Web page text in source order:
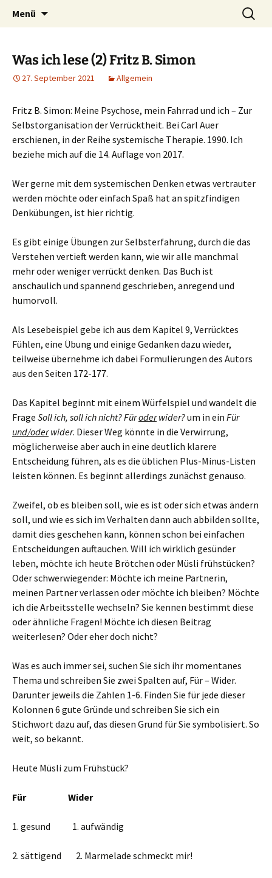
Ulrike Roderwald
Heilpraktische Psychotherapie
Menü
Suche
nach:
Was ich lese (2) Fritz B. Simon
27. September 2021 Allgemein
Fritz B. Simon: Meine Psychose, mein Fahrrad und ich – Zur
Selbstorganisation der Verrücktheit. Bei Carl Auer
erschienen, in der Reihe systemische Therapie. 1990. Ich
beziehe mich auf die 14. Auflage von 2017.
Wer gerne mit dem systemischen Denken etwas vertrauter
werden möchte oder einfach Spaß hat an spitzfindigen
Denkübungen, ist hier richtig.
Es gibt einige Übungen zur Selbsterfahrung, durch die das
Verstehen vertieft werden kann, wie wir alle manchmal
mehr oder weniger verrückt denken. Das Buch ist
anschaulich und spannend geschrieben, anregend und
humorvoll.
Als Lesebeispiel gebe ich aus dem Kapitel 9, Verrücktes
Fühlen, eine Übung und einige Gedanken dazu wieder,
teilweise übernehme ich dabei Formulierungen des Autors
aus den Seiten 172-177.
Das Kapitel beginnt mit einem Würfelspiel und wandelt die
Frage Soll ich, soll ich nicht?Füroderwider?um in ein Für
und/oderwider. Dieser Weg könnte in die Verwirrung,
möglicherweise aber auch in eine deutlich klarere
Entscheidung führen, als es die üblichen Plus-Minus-Listen
leisten können. Es beginnt allerdings zunächst genauso.
Zweifel, ob es bleiben soll, wie es ist oder sich etwas ändern
soll, und wie es sich im Verhalten dann auch abbilden sollte,
damit dies geschehen kann, können schon bei einfachen
Entscheidungen auftauchen. Will ich wirklich gesünder
leben, möchte ich heute Brötchen oder Müsli frühstücken?
Oder schwerwiegender: Möchte ich meine Partnerin,
meinen Partner verlassen oder möchte ich bleiben? Möchte
ich die Arbeitsstelle wechseln? Sie kennen bestimmt diese
oder ähnliche Fragen! Möchte ich diesen Beitrag
weiterlesen? Oder eher doch nicht?
Was es auch immer sei, suchen Sie sich ihr momentanes
Thema und schreiben Sie zwei Spalten auf, Für – Wider.
Darunter jeweils die Zahlen 1-6. Finden Sie für jede dieser
Kolonnen 6 gute Gründe und schreiben Sie sich ein
Stichwort dazu auf, das diesen Grund für Sie symbolisiert. So
weit, so bekannt.
Heute Müsli zum Frühstück?
Für Wider
1. gesund 1. aufwändig
2. sättigend 2. Marmelade schmeckt mir!